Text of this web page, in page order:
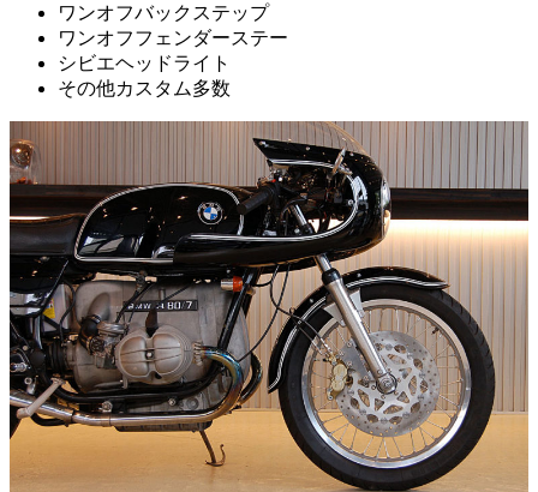
ワンオフバックステップ
ワンオフフェンダーステー
シビエヘッドライト
その他カスタム多数